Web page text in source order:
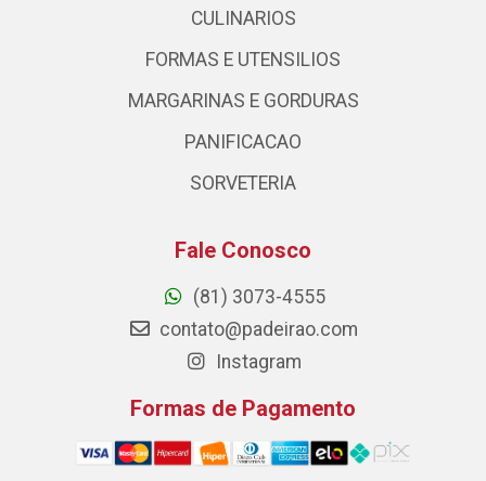
CULINARIOS
FORMAS E UTENSILIOS
MARGARINAS E GORDURAS
PANIFICACAO
SORVETERIA
Fale Conosco
(81) 3073-4555
contato@padeirao.com
Instagram
Formas de Pagamento